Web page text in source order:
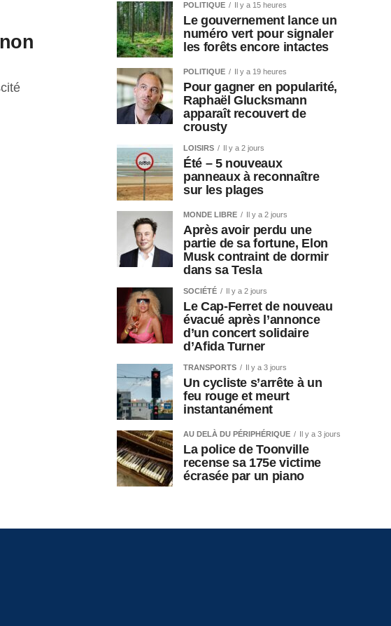
POLITIQUE Il y a 15 heures
Le gouvernement lance un
numéro vert pour signaler
les forêts encore intactes
POLITIQUE Il y a 19 heures
Pour gagner en popularité,
Raphaël Glucksmann
apparaît recouvert de
crousty
LOISIRS Il y a 2 jours
Été – 5 nouveaux
panneaux à reconnaître
sur les plages
MONDE LIBRE Il y a 2 jours
Après avoir perdu une
partie de sa fortune, Elon
Musk contraint de dormir
dans sa Tesla
SOCIÉTÉ Il y a 2 jours
Le Cap-Ferret de nouveau
évacué après l’annonce
d’un concert solidaire
d’Afida Turner
TRANSPORTS Il y a 3 jours
Un cycliste s’arrête à un
feu rouge et meurt
instantanément
AU DELÀ DU PÉRIPHÉRIQUE Il y a 3 jours
La police de Toonville
recense sa 175e victime
écrasée par un piano